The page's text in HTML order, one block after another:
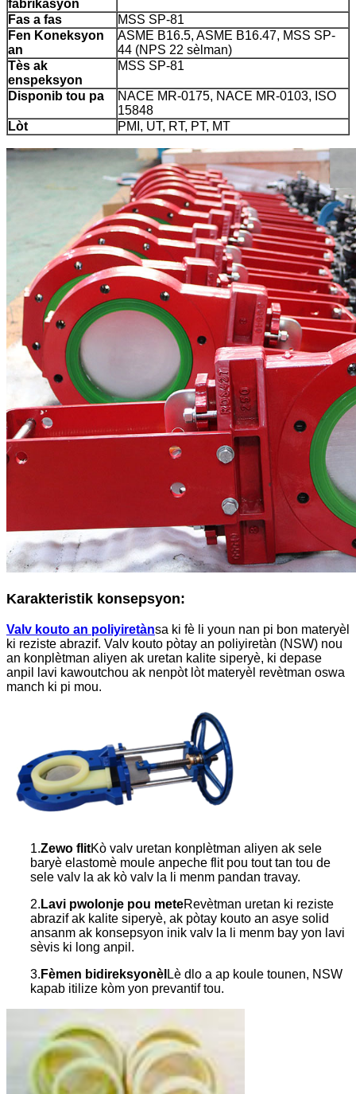
fabrikasyon
Fas a fas
MSS SP-81
Fen Koneksyon
an
ASME B16.5, ASME B16.47, MSS SP-
44 (NPS 22 sèlman)
Tès ak
enspeksyon
MSS SP-81
Disponib tou pa
NACE MR-0175, NACE MR-0103, ISO
15848
Lòt
PMI, UT, RT, PT, MT
Karakteristik konsepsyon:
Valv kouto an poliyiretànsa ki fè li youn nan pi bon materyèl
ki reziste abrazif. Valv kouto pòtay an poliyiretàn (NSW) nou
an konplètman aliyen ak uretan kalite siperyè, ki depase
anpil lavi kawoutchou ak nenpòt lòt materyèl revètman oswa
manch ki pi mou.
1.Zewo flitKò valv uretan konplètman aliyen ak sele
baryè elastomè moule anpeche flit pou tout tan tou de
sele valv la ak kò valv la li menm pandan travay.
2. Lavi pwolonje pou meteRevètman uretan ki reziste
abrazif ak kalite siperyè, ak pòtay kouto an asye solid
ansanm ak konsepsyon inik valv la li menm bay yon lavi
sèvis ki long anpil.
3. Fèmen bidireksyonèl Lè dlo a ap koule tounen, NSW
kapab itilize kòm yon prevantif tou.